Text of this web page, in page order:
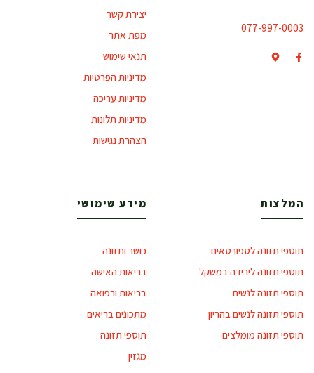
077-997-0003
יצירת קשר
מפת אתר
תנאי שימוש
מדיניות הפרטיות
מדיניות עריכה
מדיניות תלונות
הצהרת נגישות
המלצות
תוספי תזונה לספורטאים
תוספי תזונה לירידה במשקל
תוספי תזונה לנשים
תוספי תזונה לנשים בהריון
תוספי תזונה מומלצים
מידע שימושי
כושר ותזונה
בריאות האישה
בריאות ורפואה
מתכונים בריאים
תוספי תזונה
מגזין